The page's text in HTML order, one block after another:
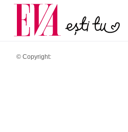
© Copyright:
Carieră
Actualitate